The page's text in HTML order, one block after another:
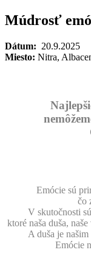
Múdrosť
Dátum: 20.9.2025
Miesto: Nitra,
Emócie sú
čo
V skutočnosti
ktoré naša duša,
A duša je
Emócie